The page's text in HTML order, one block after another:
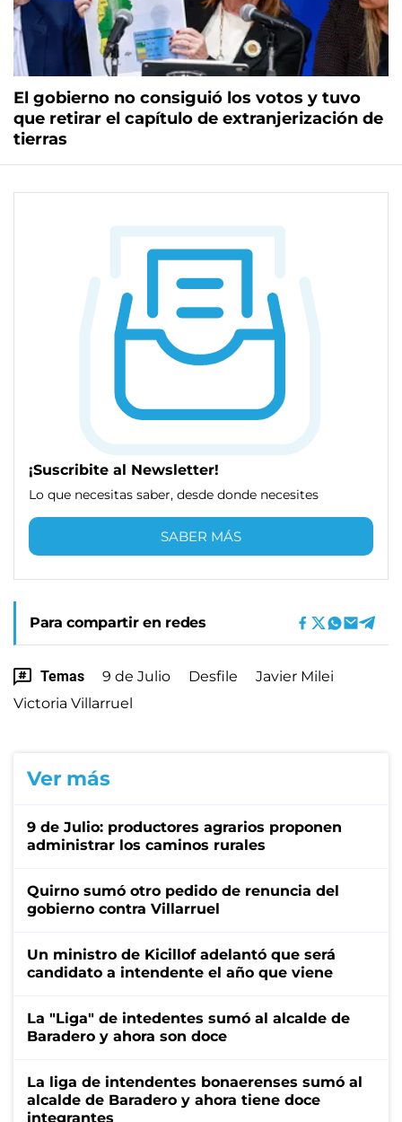
El gobierno no consiguió los votos y tuvo
que retirar el capítulo de extranjerización de
tierras
¡Suscribite al Newsletter!
Lo que necesitas saber, desde donde necesites
SABER MÁS
Para compartir en redes
Temas 9 de Julio Desfile
Javier Milei
Victoria Villarruel
Ver más
9 de Julio: productores agrarios proponen
administrar los caminos rurales
Quirno sumó otro pedido de renuncia del
gobierno contra Villarruel
Un ministro de Kicillof adelantó que será
candidato a intendente el año que viene
La "Liga" de intedentes sumó al alcalde de
Baradero y ahora son doce
La liga de intendentes bonaerenses sumó al
alcalde de Baradero y ahora tiene doce
integrantes